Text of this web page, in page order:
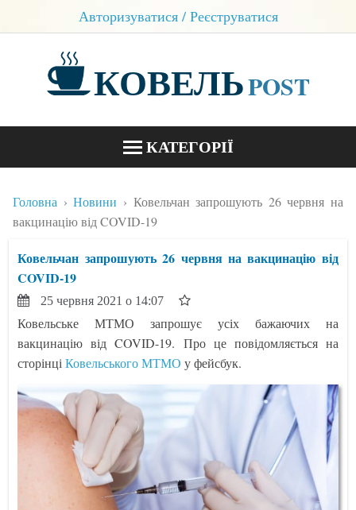
Авторизуватися / Реєструватися
КОВЕЛЬPOST
КАТЕГОРІЇ
КОНТАКТИ
Головна Новини
Ковельчан запрошують 26 червня на
вакцинацію від COVID-19
Ковельчан запрошують 26 червня на вакцинацію від
COVID-19
25 червня 2021 о 14:07
Ковельське МТМО запрошує усіх бажаючих на
вакцинацію від COVID-19. Про це повідомляється на
сторінціКовельського МТМОу фейсбук.